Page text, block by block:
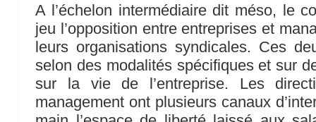
A l’échelon intermédiaire dit méso, le
jeu l’opposition entre entreprises et
leurs organisations syndicales. Ces
selon des modalités spécifiques et sur
sur la vie de l’entreprise. Les
management ont plusieurs canaux